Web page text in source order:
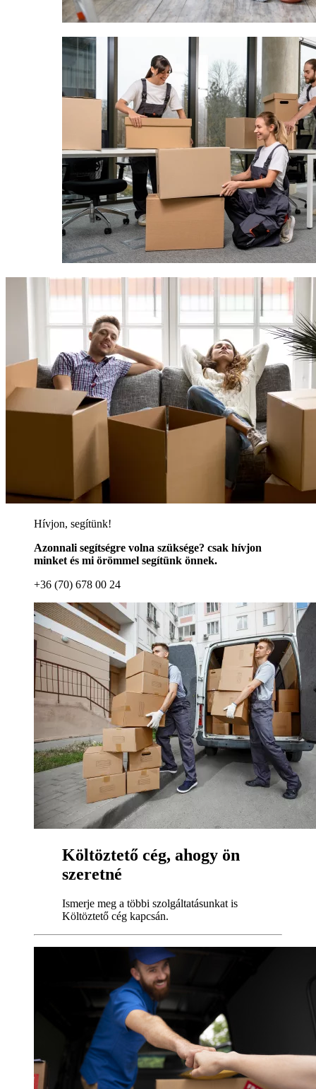
Hívjon, segítünk!
Azonnali segítségre volna szüksége? csak hívjon
minket és mi örömmel segítünk önnek.
+36 (70) 678 00 24
Költöztető cég, ahogy ön
szeretné
Ismerje meg a többi szolgáltatásunkat is
Költöztető cég kapcsán.